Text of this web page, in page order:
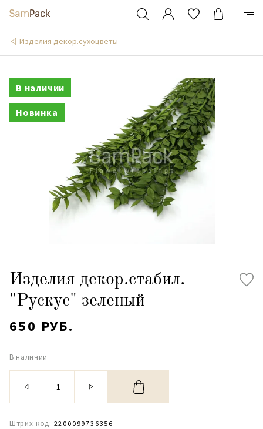
Изделия декор.сухоцветы
В наличии
Новинка
Изделия декор.стабил.
"Рускус" зеленый
650 РУБ.
В наличии
Штрих-код: 2200099736356